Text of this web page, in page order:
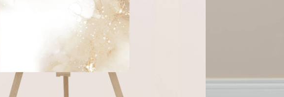
Gratis verzending vanaf €100,-
Luxe kwaliteit